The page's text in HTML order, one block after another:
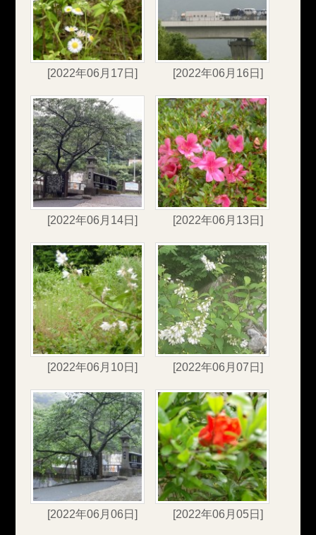
[2022年06月17日] [2022年06月16日]
[2022年06月14日] [2022年06月13日]
[2022年06月10日] [2022年06月07日]
[2022年06月06日] [2022年06月05日]